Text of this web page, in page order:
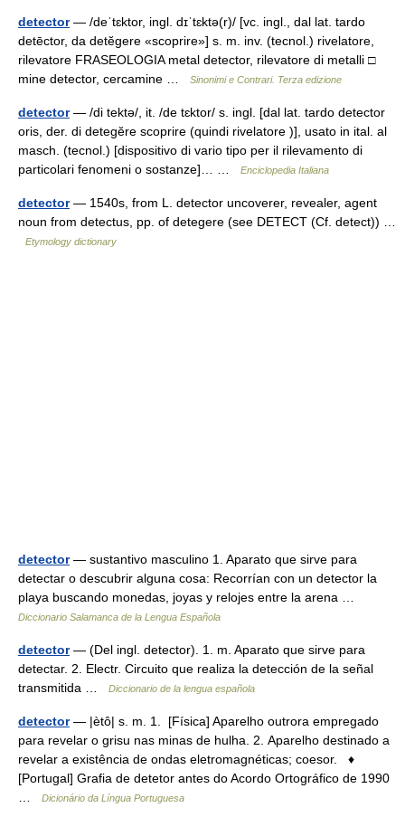
detector— /deˈtɛktor, ingl. dɪˈtɛktə(r)/ [vc. ingl., dal lat. tardo
detēctor, da detĕgere «scoprire»] s. m. inv. (tecnol.) rivelatore,
rilevatore FRASEOLOGIA metal detector, rilevatore di metalli □
mine detector, cercamine …
Sinonimi e Contrari. Terza edizione
detector— /di tektə/, it. /de tɛktor/ s. ingl. [dal lat. tardo detector
oris, der. di detegĕre scoprire (quindi rivelatore )], usato in ital. al
masch. (tecnol.) [dispositivo di vario tipo per il rilevamento di
particolari fenomeni o sostanze]… …
Enciclopedia Italiana
detector— 1540s, from L. detector uncoverer, revealer, agent
noun from detectus, pp. of detegere (see DETECT (Cf. detect)) …
Etymology dictionary
detector— sustantivo masculino 1. Aparato que sirve para
detectar o descubrir alguna cosa: Recorrían con un detector la
playa buscando monedas, joyas y relojes entre la arena …
Diccionario Salamanca de la Lengua Española
detector— (Del ingl. detector). 1. m. Aparato que sirve para
detectar. 2. Electr. Circuito que realiza la detección de la señal
transmitida …
Diccionario de la lengua española
detector— |ètô| s. m. 1. [Física] Aparelho outrora empregado
para revelar o grisu nas minas de hulha. 2. Aparelho destinado a
revelar a existência de ondas eletromagnéticas; coesor. ♦
[Portugal] Grafia de detetor antes do Acordo Ortográfico de 1990
Dicionário da Língua Portuguesa